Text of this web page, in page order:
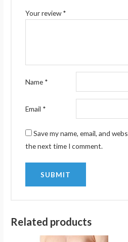
Your review*
Name *
Email *
Save my name, email, and
the next time I comment.
Related products